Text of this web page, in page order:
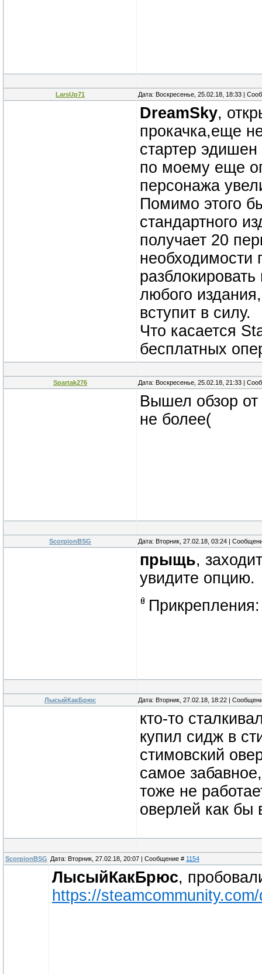
LarsUp71 Дата: Воскресенье, 25.02.18, 18:33 |
DreamSky,
прокачка,еще
стартер эдишен
по моему еще
персонажа
Помимо этого
стандартного
получает 20
необходимости
любого
вступит в силу.
Что касается
бесплатных
Spartak276 Дата: Воскресенье, 25.02.18, 21:33 |
Вышел обзор
не более(
ScorpionBSG Дата: Вторник, 27.02.18, 03:24 |
прыщь,
увидите опцию.
ЛысыйКакБрюс Дата: Вторник, 27.02.18, 18:22 |
кто-то
купил сидж в
стимовский
самое
тоже не
оверлей как бы
ScorpionBSG Дата: Вторник, 27.02.18, 20:07 | Сообщение # 1154
ЛысыйКакБрюс,
https://